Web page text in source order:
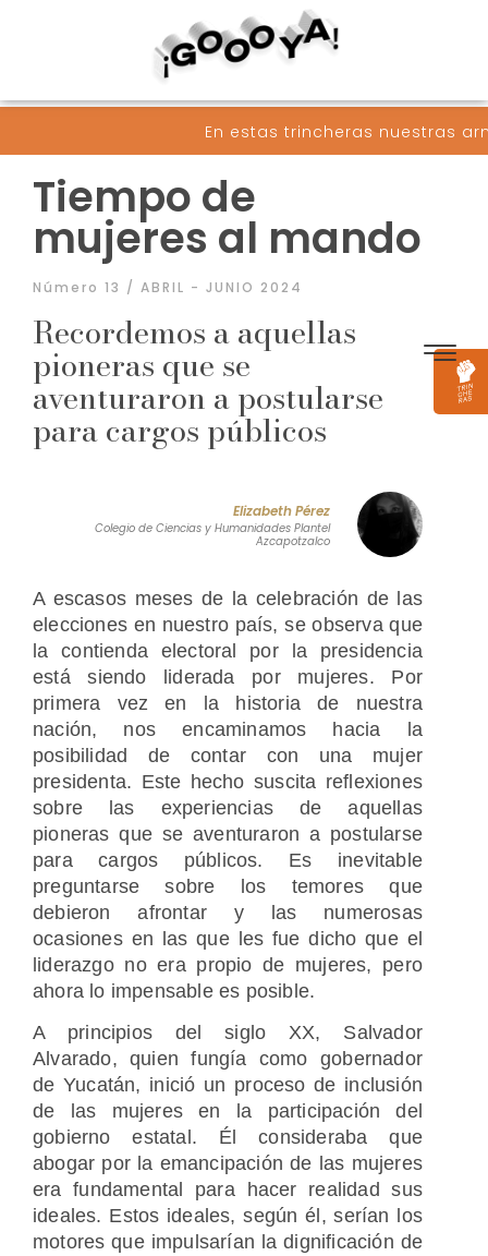
En estas trincheras nuestras armas son
Tiempo de
mujeres al mando
Número 13 / ABRIL - JUNIO 2024
Recordemos a aquellas
pioneras que se
aventuraron a postularse
para cargos públicos
Elizabeth Pérez
Colegio de Ciencias y Humanidades Plantel
Azcapotzalco
A escasos meses de la celebración de las
elecciones en nuestro país, se observa que
la contienda electoral por la presidencia
está siendo liderada por mujeres. Por
primera vez en la historia de nuestra
nación, nos encaminamos hacia la
posibilidad de contar con una mujer
presidenta. Este hecho suscita reflexiones
sobre las experiencias de aquellas
pioneras que se aventuraron a postularse
para cargos públicos. Es inevitable
preguntarse sobre los temores que
debieron afrontar y las numerosas
ocasiones en las que les fue dicho que el
liderazgo no era propio de mujeres, pero
ahora lo impensable es posible.
A principios del siglo XX, Salvador
Alvarado, quien fungía como gobernador
de Yucatán, inició un proceso de inclusión
de las mujeres en la participación del
gobierno estatal. Él consideraba que
abogar por la emancipación de las mujeres
era fundamental para hacer realidad sus
ideales. Estos ideales, según él, serían los
motores que impulsarían la dignificación de